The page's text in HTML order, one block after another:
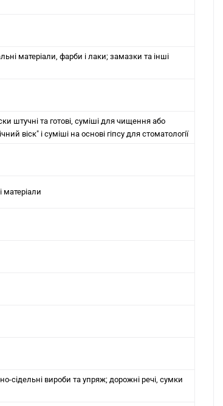
матеріали, фарби і лаки; замазки та інші
штучні та готові, суміші для чищення або
віск" і суміші на основі гіпсу для стоматології
матеріали
сідельні вироби та упряж; дорожні речі, сумки